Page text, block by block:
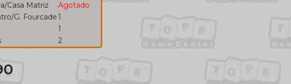
Casa Matriz
Agotado
G. Fourcade1
1
2